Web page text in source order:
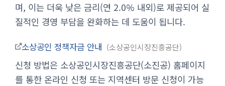
며, 이는 더욱 낮은 금리(연 2.0% 내외)로 제공되어 실
질적인 경영 부담을 완화하는 데 도움이 됩니다.
소상공인 정책자금 안내 소상공인시장진흥공단
신청 방법은 소상공인시장진흥공단(소진공) 홈페이지
를 통한 온라인 신청 또는 지역센터 방문 신청이 가능